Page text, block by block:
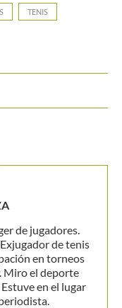
TENIS
de jugadores.
de tenis
en torneos
Miro el deporte
en el lugar